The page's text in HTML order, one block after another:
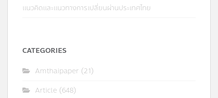
แนวคิดและแนวทางการเปลี่ยนผ่านประเทศไทย
CATEGORIES
Amthaipaper (21)
Article (648)